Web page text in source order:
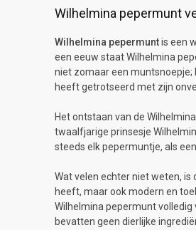
Wilhelmina pepermunt
Wilhelmina pepermuntis een
een eeuw staat Wilhelmina
niet zomaar een muntsnoepje;
heeft getrotseerd met zijn
Het ontstaan van de
twaalfjarige prinsesje
steeds elk pepermuntje, als
Wat velen echter niet weten,
heeft, maar ook modern en
Wilhelmina pepermunt
bevatten geen dierlijke